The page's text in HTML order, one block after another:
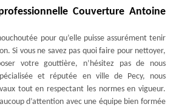
Couverture Antoine
pour qu’elle puisse assurément tenir
Si vous ne savez pas quoi faire pour nettoyer,
votre gouttière, n’hésitez pas de nous
et réputée en ville de Pecy, nous
tout en respectant les normes en vigueur.
d’attention avec une équipe bien formée